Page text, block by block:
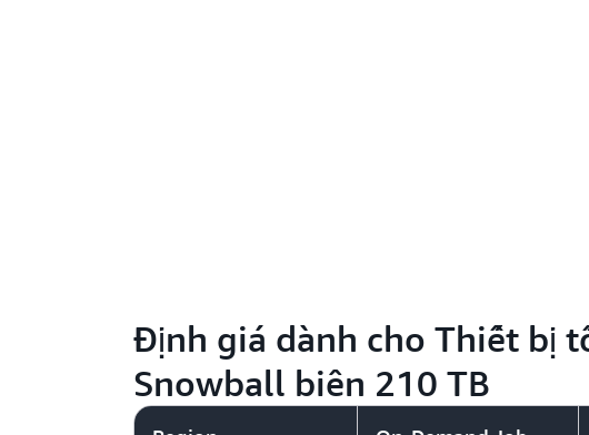
Định giá dành cho Thiết bị
Snowball biên 210 TB